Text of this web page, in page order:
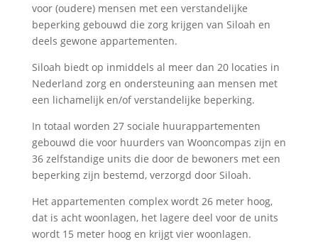
voor (oudere) mensen met een verstandelijke
beperking gebouwd die zorg krijgen van Siloah en
deels gewone appartementen.
Siloah biedt op inmiddels al meer dan 20 locaties in
Nederland zorg en ondersteuning aan mensen met
een lichamelijk en/of verstandelijke beperking.
In totaal worden 27 sociale huurappartementen
gebouwd die voor huurders van Wooncompas zijn en
36 zelfstandige units die door de bewoners met een
beperking zijn bestemd, verzorgd door Siloah.
Het appartementen complex wordt 26 meter hoog,
dat is acht woonlagen, het lagere deel voor de units
wordt 15 meter hoog en krijgt vier woonlagen.